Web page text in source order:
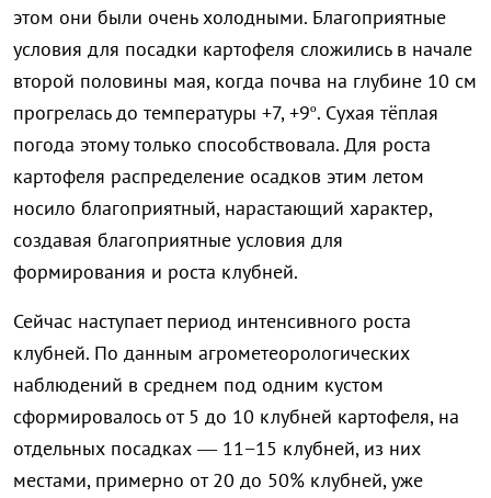
этом они были очень холодными. Благоприятные
условия для посадки картофеля сложились в начале
второй половины мая, когда почва на глубине 10 см
прогрелась до температуры +7, +9º. Сухая тёплая
погода этому только способствовала. Для роста
картофеля распределение осадков этим летом
носило благоприятный, нарастающий характер,
создавая благоприятные условия для
формирования и роста клубней.
Сейчас наступает период интенсивного роста
клубней. По данным агрометеорологических
наблюдений в среднем под одним кустом
сформировалось от 5 до 10 клубней картофеля, на
отдельных посадках — 11−15 клубней, из них
местами, примерно от 20 до 50% клубней, уже